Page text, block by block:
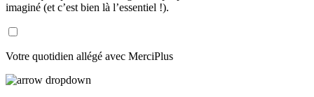
imaginé (et c’est bien là l’essentiel !).
Votre quotidien allégé avec MerciPlus